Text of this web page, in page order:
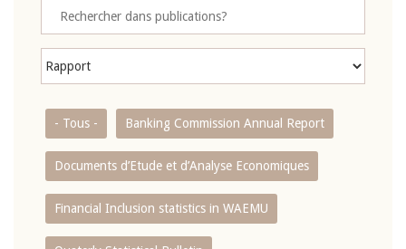
- Tous - Banking Commission Annual Report
Documents d’Etude et d’Analyse Economiques
Financial Inclusion statistics in WAEMU